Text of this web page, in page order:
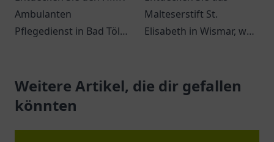
Ambulanten
Pflegedienst in Bad Tölz
professionelle
Unterstützung im Alltag.
Malteserstift St.
Elisabeth in Wismar, wo
stehen – ein Ort für
geborgene
Weitere Artikel, die dir gefallen
könnten